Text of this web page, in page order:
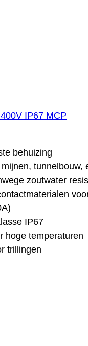
IP67 MCP
behuizing
tunnelbouw,
zoutwater
IP67
hoge temperaturen
trillingen